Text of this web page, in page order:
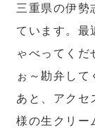
三重県の伊勢
ています。最
ゃべってくだ
ぉ～勘弁して
あと、アクセ
様の生クリー